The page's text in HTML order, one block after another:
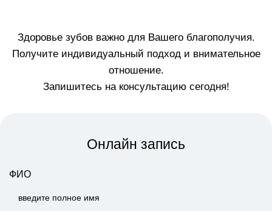
Здоровье зубов важно для Вашего благополучия.
Получите индивидуальный подход и внимательное
отношение.
Запишитесь на консультацию сегодня!
Онлайн запись
ФИО